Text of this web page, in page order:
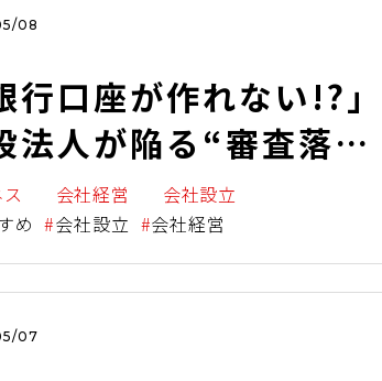
08
行口座が作れない!?」
法人が陥る“審査落
罠と、開設するため
つのポイント！
会社経営
会社設立
め
会社設立 会社経営
07